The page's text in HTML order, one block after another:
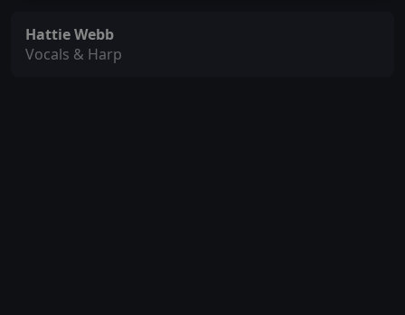
Hattie Webb
Vocals & Harp